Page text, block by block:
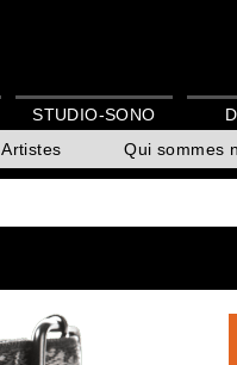
Artistes Qui sommes
STUDIO-SONO